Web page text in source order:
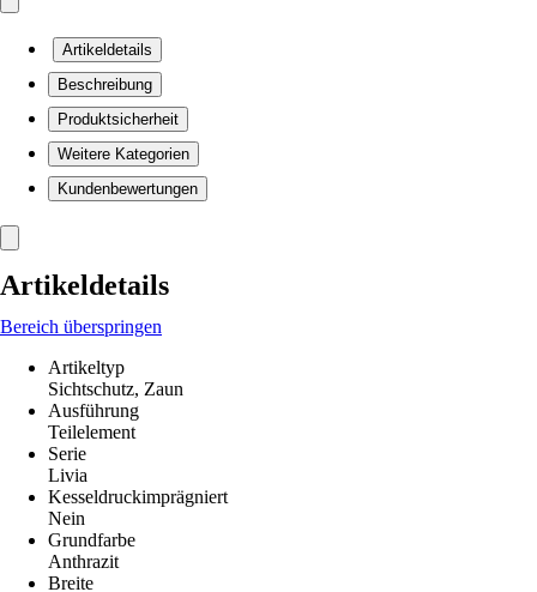
Artikeldetails
Beschreibung
Produktsicherheit
Weitere Kategorien
Kundenbewertungen
Artikeldetails
Bereich überspringen
Artikeltyp
Sichtschutz, Zaun
Ausführung
Teilelement
Serie
Livia
Kesseldruckimprägniert
Nein
Grundfarbe
Anthrazit
Breite